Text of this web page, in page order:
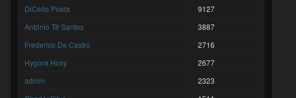
DiCello Poeta
9127
António Tê Santos
3887
Frederico De Castro
2716
Hygora Hoxy
2677
admin
2323